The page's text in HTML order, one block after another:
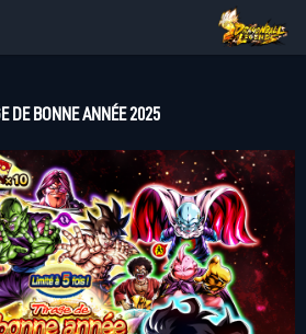
DE BONNE ANNÉE 2025